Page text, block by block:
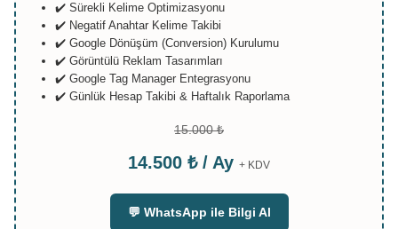
✔️ Sürekli Kelime Optimizasyonu
✔️ Negatif Anahtar Kelime Takibi
✔️ Google Dönüşüm (Conversion) Kurulumu
✔️ Görüntülü Reklam Tasarımları
✔️ Google Tag Manager Entegrasyonu
✔️ Günlük Hesap Takibi & Haftalık Raporlama
15.000 ₺
14.500 ₺ / Ay + KDV
💬 WhatsApp ile Bilgi Al